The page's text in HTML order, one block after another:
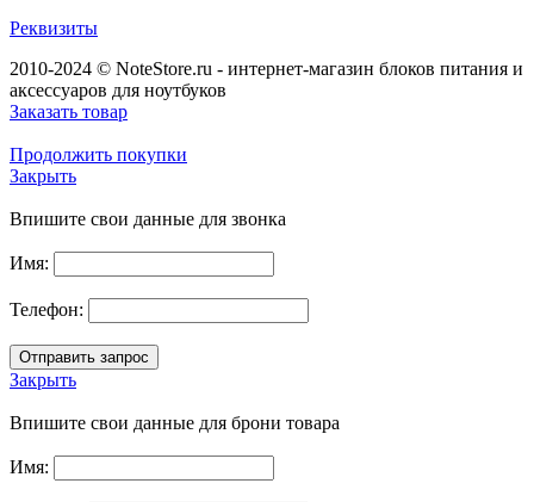
Реквизиты
2010-2024 © NoteStore.ru - интернет-магазин блоков питания и
аксессуаров для ноутбуков
Заказать товар
Продолжить покупки
Закрыть
Впишите свои данные для звонка
Имя:
Телефон:
Закрыть
Впишите свои данные для брони товара
Имя: